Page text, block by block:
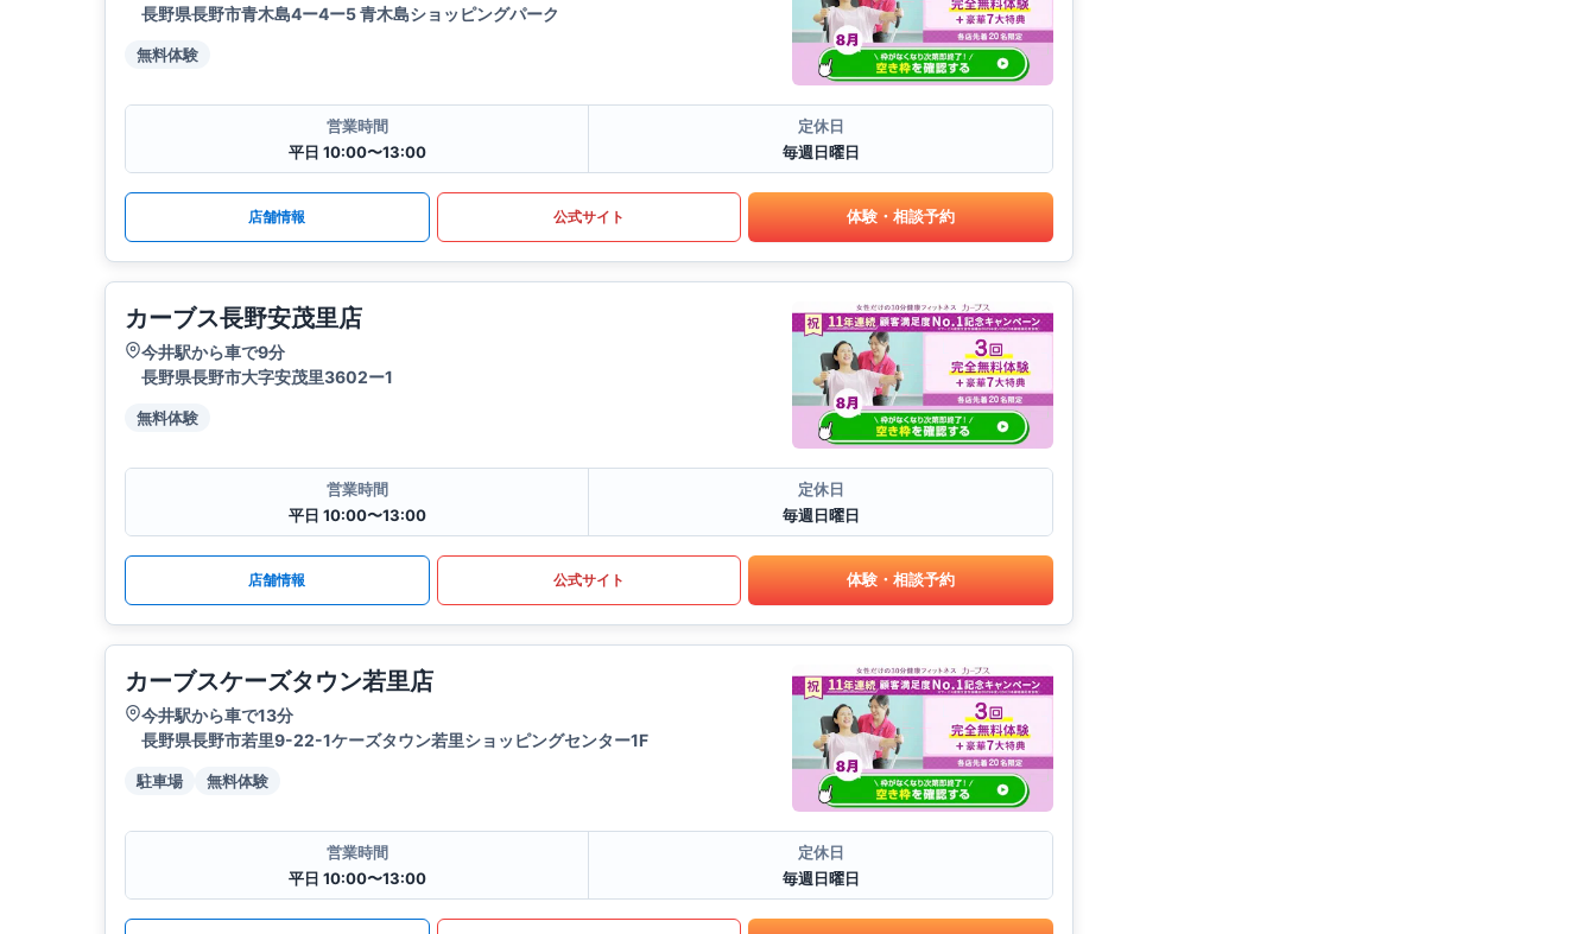
長野県長野市青木島4ー4ー5 青木島ショッピングパーク
無料体験
営業時間
平日 10:00〜13:00
定休日
毎週日曜日
店舗情報 公式サイト 体験・相談予約
カーブス長野安茂里店
今井駅から車で9分
長野県長野市大字安茂里3602ー1
無料体験
営業時間
平日 10:00〜13:00
定休日
毎週日曜日
店舗情報 公式サイト 体験・相談予約
カーブスケーズタウン若里店
今井駅から車で13分
長野県長野市若里9-22-1ケーズタウン若里ショッピングセンター1F
駐車場 無料体験
営業時間
平日 10:00〜13:00
定休日
毎週日曜日